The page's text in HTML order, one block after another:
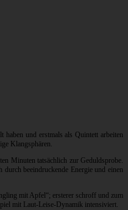
haben und erstmals als Quintett arbeiten
Klangsphären.
Minuten tatsächlich zur Geduldsprobe.
beeindruckende Energie und einen
mit Apfel“; ersterer schroff und zum
mit Laut-Leise-Dynamik intensiviert.